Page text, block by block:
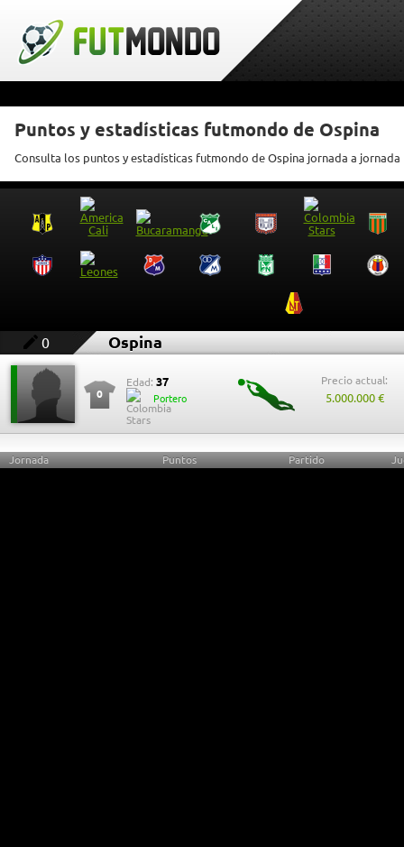
Puntos y estadísticas futmondo de Ospina
Consulta los puntos y estadísticas futmondo de Ospina jornada a jornada
0 Ospina
0
Edad: 37
Portero
Precio actual:
5.000.000 €
Jornada Puntos Partido